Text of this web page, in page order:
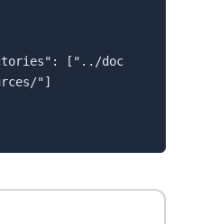
"]